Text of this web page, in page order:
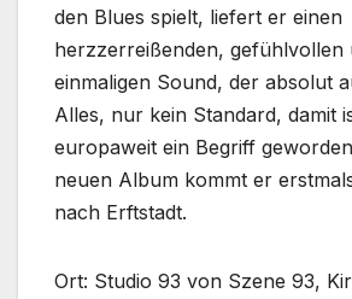
den Blues spielt, liefert er einen
herzzerreißenden, gefühlvollen
einmaligen Sound, der absolut
Alles, nur kein Standard, damit
europaweit ein Begriff
neuen Album kommt er
nach Erftstadt.
Ort: Studio 93 von Szene 93,